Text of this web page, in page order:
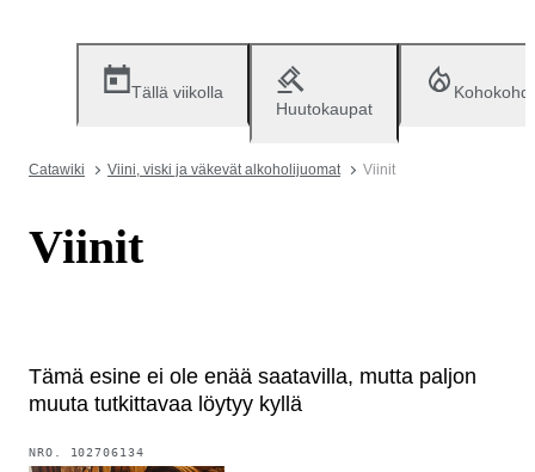
Tällä viikolla
Huutokaupat
Catawiki Viini, viski ja väkevät alkoholijuomat Viinit
Viinit
Tämä esine ei ole enää saatavilla, mutta paljon
muuta tutkittavaa löytyy kyllä
NRO. 102706134